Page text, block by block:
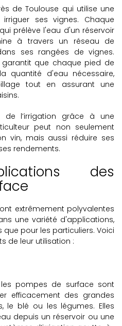
de Toulouse qui utilise une
ses vignes. Chaque
prélève l'eau d'un réservoir
à travers un réseau de
ses rangées de vignes.
que chaque pied de
quantité d'eau nécessaire,
tout en assurant une
l’irrigation grâce à une
peut non seulement
vin, mais aussi réduire ses
rendements.
des
extrêmement polyvalentes
une variété d'applications,
pour les particuliers. Voici
de leur utilisation :
pompes de surface sont
efficacement des grandes
le blé ou les légumes. Elles
depuis un réservoir ou une